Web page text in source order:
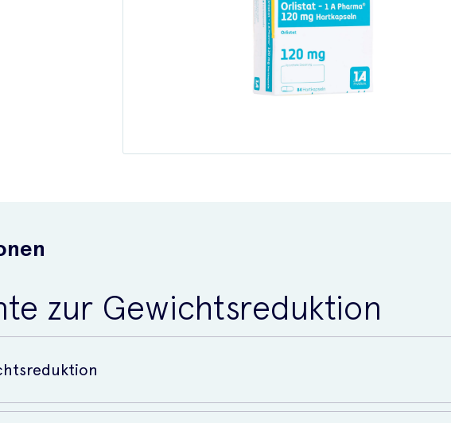
zur Gewichtsreduktion
in Deutschland? Wir stellen Ihnen die in Deutschland